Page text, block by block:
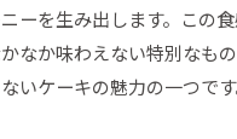
ーを生み出します。この
なか味わえない特別なも
いケーキの魅力の一つです